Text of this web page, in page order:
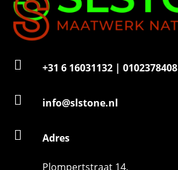
 +31 6 16031132 | 0102378408
 info@slstone.nl
 Adres
Plompertstraat 14,